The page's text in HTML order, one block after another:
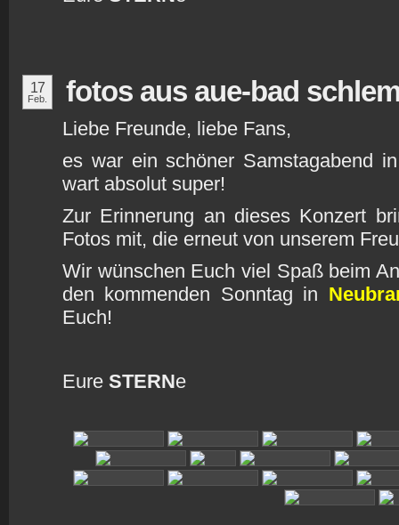
17
Feb. fotos aus aue-bad
Liebe Freunde, liebe Fans,
es war ein schöner Samstagabend
wart absolut super!
Zur Erinnerung an dieses Konzert
Fotos mit, die erneut von unserem
Wir wünschen Euch viel Spaß beim
den kommenden Sonntag in
Euch!
Eure STERNe